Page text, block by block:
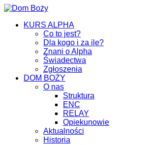
KURS ALPHA
Co to jest?
Dla kogo i za ile?
Znani o Alpha
Świadectwa
Zgłoszenia
DOM BOŻY
O nas
Struktura
ENC
RELAY
Opiekunowie
Aktualności
Historia